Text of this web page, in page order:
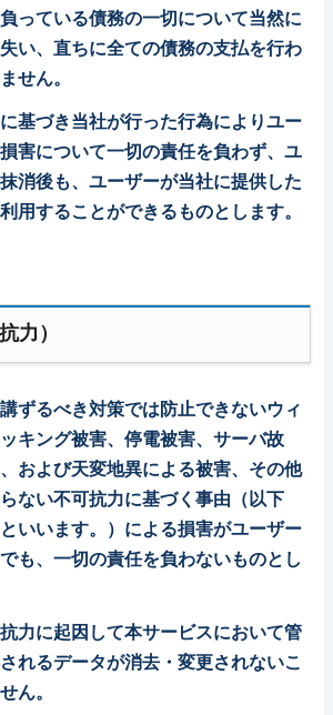
っている債務の一切について当然に
い、直ちに全ての債務の支払を行わ
せん。
基づき当社が行った行為によりユー
害について一切の責任を負わず、ユ
消後も、ユーザーが当社に提供した
用することができるものとします。
力）
ずるべき対策では防止できないウィ
キング被害、停電被害、サーバ故
および天変地異による被害、その他
ない不可抗力に基づく事由（以下
といいます。）による損害がユーザー
も、一切の責任を負わないものとし
力に起因して本サービスにおいて管
れるデータが消去・変更されないこ
ん。